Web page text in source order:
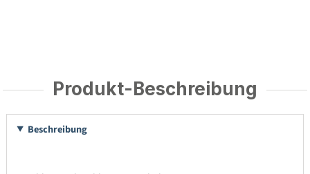
Produkt-Beschreibung
Beschreibung